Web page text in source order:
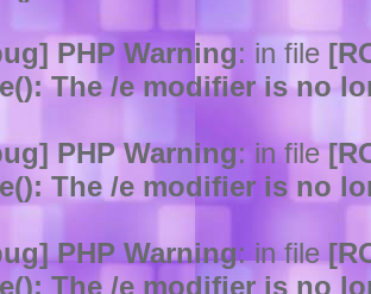
PHP Warning: in file
The /e modifier is no
PHP Warning: in file
The /e modifier is no
PHP Warning: in file
The /e modifier is no